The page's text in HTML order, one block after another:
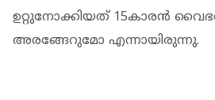
ഉറ്റുനോക്കിയത് 15കാരന്‍
അരങ്ങേറുമോ എന്നായിരുന്നു.